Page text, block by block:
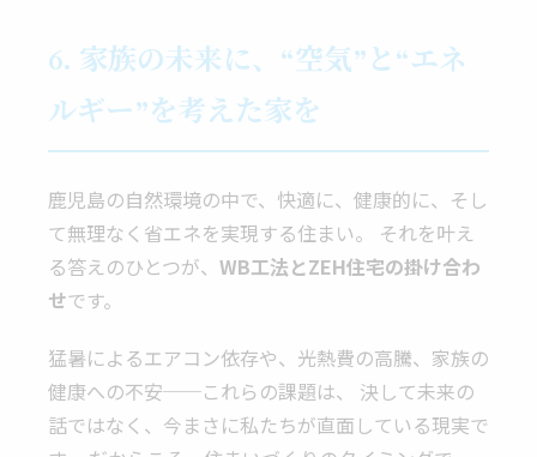
6. 家族の未来に、“空気”と“エネ
ルギー”を考えた家を
鹿児島の自然環境の中で、快適に、健康的に、そし
て無理なく省エネを実現する住まい。 それを叶え
る答えのひとつが、 WB工法とZEH住宅の掛け合わ
せです。
猛暑によるエアコン依存や、光熱費の高騰、家族の
健康への不安──これらの課題は、 決して未来の
話ではなく、今まさに私たちが直面している現実で